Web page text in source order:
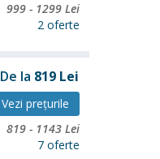
999 - 1299 Lei
2 oferte
De la 819 Lei
Vezi preţurile
819 - 1143 Lei
7 oferte